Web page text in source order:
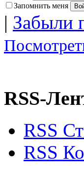
Запомнить меня
| Забыли
RSS-
RSS
RSS